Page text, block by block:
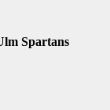
Spartans